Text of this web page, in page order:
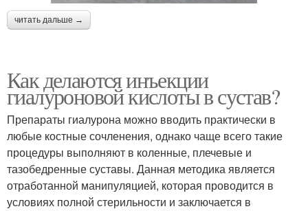
читать дальше →
Как делаются инъекции
гиалуроновой кислоты в сустав?
Препараты гиалурона можно вводить практически в
любые костные сочленения, однако чаще всего такие
процедуры выполняют в коленные, плечевые и
тазобедренные суставы. Данная методика является
отработанной манипуляцией, которая проводится в
условиях полной стерильности и заключается в